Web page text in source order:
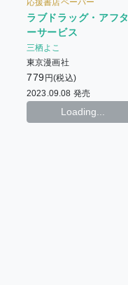
応援書店ペーパー
ラブドラッグ・アフタ
ーサービス
三栖よこ
東京漫画社
779 円(税込)
2023.09.08 発売
Loading...